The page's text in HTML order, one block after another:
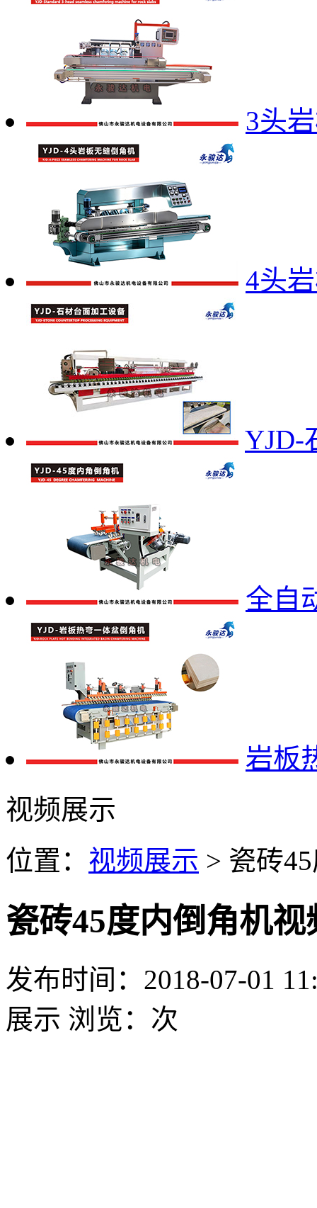
3头
4头
YJD-
全自
岩板
视频展示
位置： 视频展示 > 瓷砖
瓷砖45度内倒角机视
发布时间：2018-07-01
展示 浏览： 次